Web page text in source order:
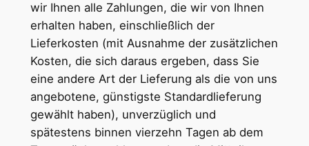
wir Ihnen alle Zahlungen, die wir von Ihnen
erhalten haben, einschließlich der
Lieferkosten (mit Ausnahme der zusätzlichen
Kosten, die sich daraus ergeben, dass Sie
eine andere Art der Lieferung als die von uns
angebotene, günstigste Standardlieferung
gewählt haben), unverzüglich und
spätestens binnen vierzehn Tagen ab dem